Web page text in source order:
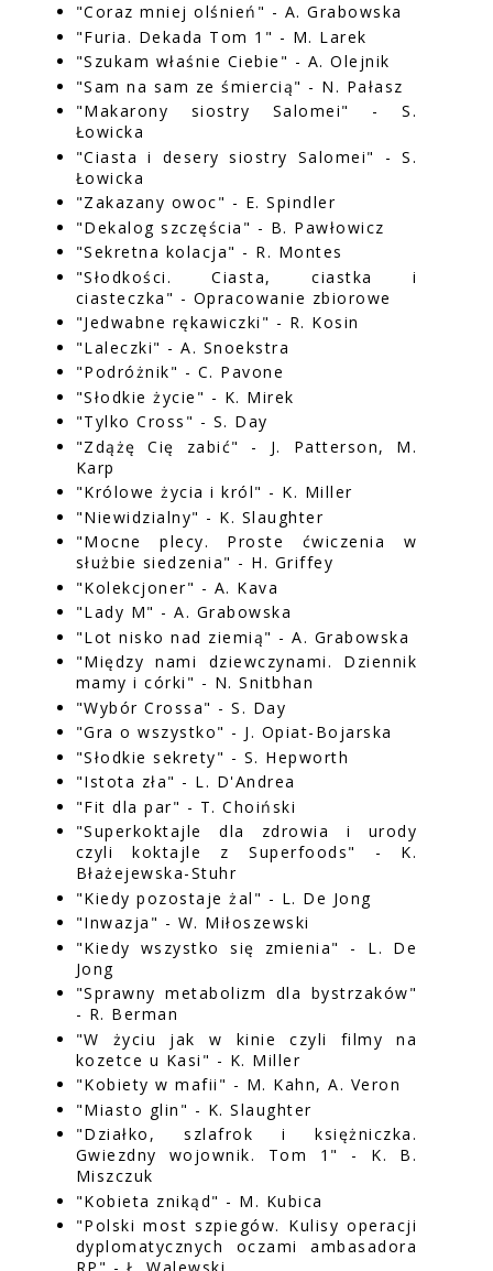
"Coraz mniej olśnień" - A. Grabowska
"Furia. Dekada Tom 1" - M. Larek
"Szukam właśnie Ciebie" - A. Olejnik
"Sam na sam ze śmiercią" - N. Pałasz
"Makarony siostry Salomei" - S.
Łowicka
"Ciasta i desery siostry Salomei" - S.
Łowicka
"Zakazany owoc" - E. Spindler
"Dekalog szczęścia" - B. Pawłowicz
"Sekretna kolacja" - R. Montes
"Słodkości. Ciasta, ciastka i
ciasteczka" - Opracowanie zbiorowe
"Jedwabne rękawiczki" - R. Kosin
"Laleczki" - A. Snoekstra
"Podróżnik" - C. Pavone
"Słodkie życie" - K. Mirek
"Tylko Cross" - S. Day
"Zdążę Cię zabić" - J. Patterson, M.
Karp
"Królowe życia i król" - K. Miller
"Niewidzialny" - K. Slaughter
"Mocne plecy. Proste ćwiczenia w
służbie siedzenia" - H. Griffey
"Kolekcjoner" - A. Kava
"Lady M" - A. Grabowska
"Lot nisko nad ziemią" - A. Grabowska
"Między nami dziewczynami. Dziennik
mamy i córki" - N. Snitbhan
"Wybór Crossa" - S. Day
"Gra o wszystko" - J. Opiat-Bojarska
"Słodkie sekrety" - S. Hepworth
"Istota zła" - L. D'Andrea
"Fit dla par" - T. Choiński
"Superkoktajle dla zdrowia i urody
czyli koktajle z Superfoods" - K.
Błażejewska-Stuhr
"Kiedy pozostaje żal" - L. De Jong
"Inwazja" - W. Miłoszewski
"Kiedy wszystko się zmienia" - L. De
Jong
"Sprawny metabolizm dla bystrzaków"
- R. Berman
"W życiu jak w kinie czyli filmy na
kozetce u Kasi" - K. Miller
"Kobiety w mafii" - M. Kahn, A. Veron
"Miasto glin" - K. Slaughter
"Działko, szlafrok i księżniczka.
Gwiezdny wojownik. Tom 1" - K. B.
Miszczuk
"Kobieta znikąd" - M. Kubica
"Polski most szpiegów. Kulisy operacji
dyplomatycznych oczami ambasadora